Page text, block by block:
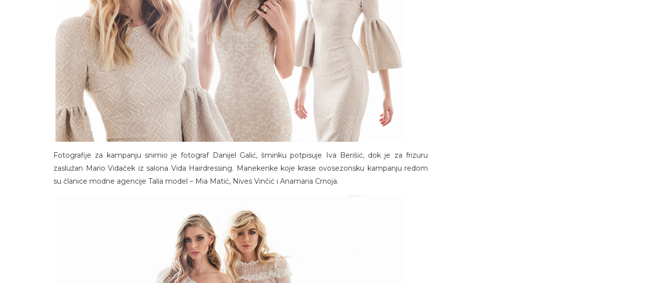
Fotografije za kampanju snimio je fotograf Danijel Galić, šminku potpisuje Iva Berišić, dok je za frizuru
zaslužan Mario Vidaček iz salona Vida Hairdressing. Manekenke koje krase ovosezonsku kampanju redom
su članice modne agencije Talia model – Mia Matić, Nives Vinčić i Anamaria Crnoja.